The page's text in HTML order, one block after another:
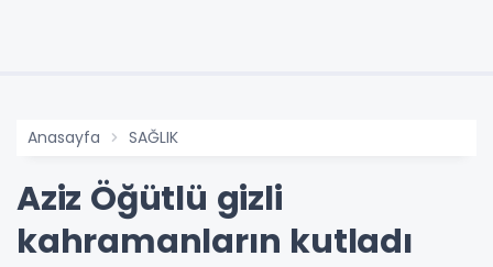
Anasayfa SAĞLIK
Aziz Öğütlü gizli
kahramanların kutladı